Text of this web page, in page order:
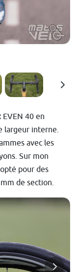
40 en
largeur interne.
avec les
Sur mon
pour des
de section.